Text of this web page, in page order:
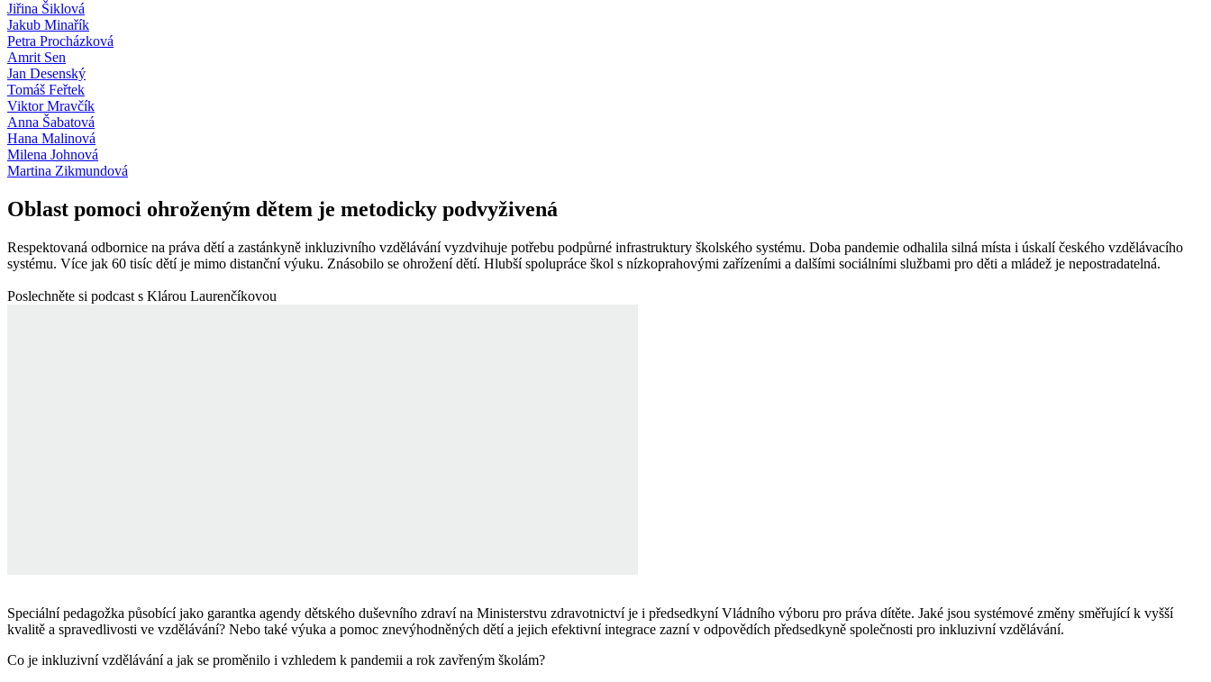
Jiřina Šiklová
Jakub Minařík
Petra Procházková
Amrit Sen
Jan Desenský
Tomáš Feřtek
Viktor Mravčík
Anna Šabatová
Hana Malinová
Milena Johnová
Martina Zikmundová
Oblast pomoci ohroženým dětem je metodicky podvyživená
Respektovaná odbornice na práva dětí a zastánkyně inkluzivního vzdělávání vyzdvihuje potřebu podpůrné infrastruktury školského systému. Doba pandemie odhalila silná místa i úskalí českého vzdělávacího
systému. Více jak 60 tisíc dětí je mimo distanční výuku. Znásobilo se ohrožení dětí. Hlubší spolupráce škol s nízkoprahovými zařízeními a dalšími sociálními službami pro děti a mládež je nepostradatelná.
Poslechněte si podcast s Klárou Laurenčíkovou
Speciální pedagožka působící jako garantka agendy dětského duševního zdraví na Ministerstvu zdravotnictví je i předsedkyní Vládního výboru pro práva dítěte. Jaké jsou systémové změny směřující k vyšší
kvalitě a spravedlivosti ve vzdělávání? Nebo také výuka a pomoc znevýhodněných dětí a jejich efektivní integrace zazní v odpovědích předsedkyně společnosti pro inkluzivní vzdělávání.
Co je inkluzivní vzdělávání a jak se proměnilo i vzhledem k pandemii a rok zavřeným školám?